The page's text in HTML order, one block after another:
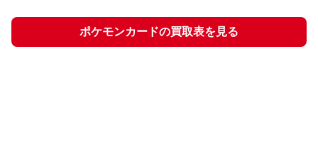
ポケモンカードの買取表を見る